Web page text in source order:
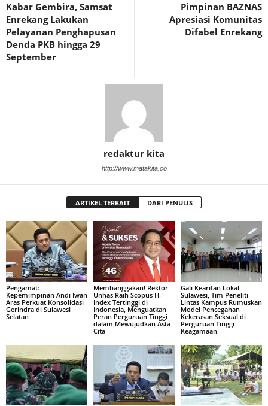
Kabar Gembira, Samsat
Enrekang Lakukan
Pelayanan Penghapusan
Denda PKB hingga 29
September
Pimpinan BAZNAS
Apresiasi Komunitas
Difabel Enrekang
redaktur kita
http://www.matakita.co
ARTIKEL TERKAIT DARI PENULIS
Pengamat:
Kepemimpinan Andi Iwan
Aras Perkuat Konsolidasi
Gerindra di Sulawesi
Selatan
Membanggakan! Rektor
Unhas Raih Scopus H-
Index Tertinggi di
Indonesia, Menguatkan
Peran Perguruan Tinggi
dalam Mewujudkan Asta
Cita
Gali Kearifan Lokal
Sulawesi, Tim Peneliti
Lintas Kampus Rumuskan
Model Pencegahan
Kekerasan Seksual di
Perguruan Tinggi
Keagamaan